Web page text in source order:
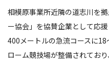
相模原事業所近隣の道志川を
ー協会」を協賛企業として応
400メートルの急流コースに
ローム競技場が整備されてお